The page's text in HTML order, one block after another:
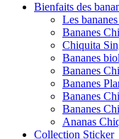
Bienfaits des
Les
Bananes
Chiquita
Bananes
Bananes
Bananes
Bananes
Bananes
Ananas
Collection Sticker